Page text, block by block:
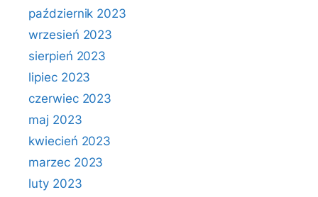
październik 2023
wrzesień 2023
sierpień 2023
lipiec 2023
czerwiec 2023
maj 2023
kwiecień 2023
marzec 2023
luty 2023